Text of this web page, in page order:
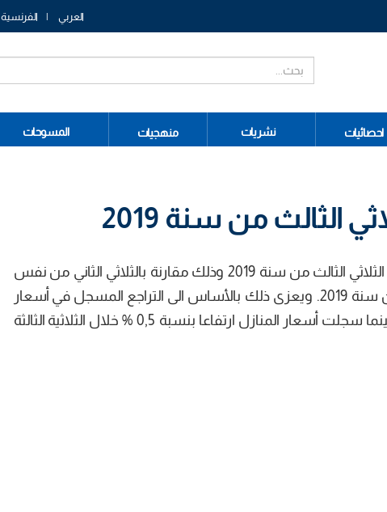
العربي الفرنسية
احصائيات نشريات منهجيات المسوحات
الثالث من سنة 2019
شهد مؤشر أسعار العقاارت تراجعا بنسبة 3,6 % خلال الثلاثي الثالث من سنة 2019 وذلك مقارنة بالثلاثي الثاني من نفس
السنة مقابل ارتفاع بنسبة 5,4 % خلال الثلاثي الثاني من سنة 2019. ويعزى ذلك بالأساس الى التراجع المسجل في أسعار
الأراضي السكنية بنسبة 4,9 % والشقق بنسبة 2,6 %، بينما سجلت أسعار المنازل ارتفاعا بنسبة 0,5 % خلال الثلاثية الثالثة